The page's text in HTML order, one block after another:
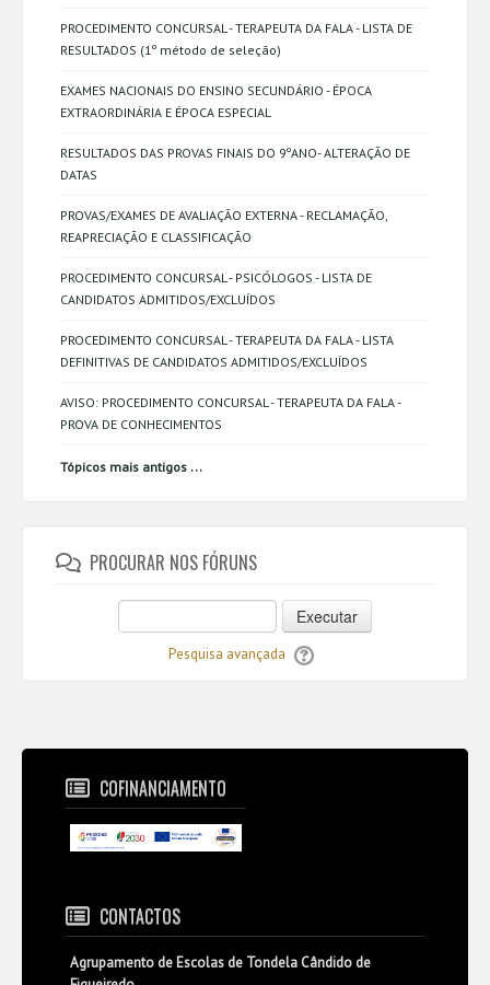
PROCEDIMENTO CONCURSAL - TERAPEUTA DA FALA - LISTA DE
RESULTADOS (1º método de seleção)
EXAMES NACIONAIS DO ENSINO SECUNDÁRIO - ÉPOCA
EXTRAORDINÁRIA E ÉPOCA ESPECIAL
RESULTADOS DAS PROVAS FINAIS DO 9ºANO- ALTERAÇÃO DE
DATAS
PROVAS/EXAMES DE AVALIAÇÃO EXTERNA - RECLAMAÇÃO,
REAPRECIAÇÃO E CLASSIFICAÇÃO
PROCEDIMENTO CONCURSAL - PSICÓLOGOS - LISTA DE
CANDIDATOS ADMITIDOS/EXCLUÍDOS
PROCEDIMENTO CONCURSAL - TERAPEUTA DA FALA - LISTA
DEFINITIVAS DE CANDIDATOS ADMITIDOS/EXCLUÍDOS
AVISO: PROCEDIMENTO CONCURSAL - TERAPEUTA DA FALA -
PROVA DE CONHECIMENTOS
Tópicos mais antigos ...
PROCURAR NOS FÓRUNS
Executar
Pesquisa avançada
COFINANCIAMENTO
CONTACTOS
Agrupamento de Escolas de Tondela Cândido de